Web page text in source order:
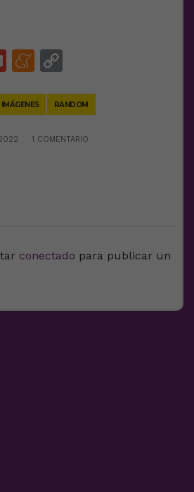
GmailMeneame
IMÁGENES RANDOM
1 COMENTARIO
conectado para publicar un